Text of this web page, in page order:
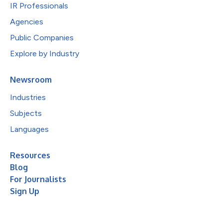
IR Professionals
Agencies
Public Companies
Explore by Industry
Newsroom
Industries
Subjects
Languages
Resources
Blog
For Journalists
Sign Up